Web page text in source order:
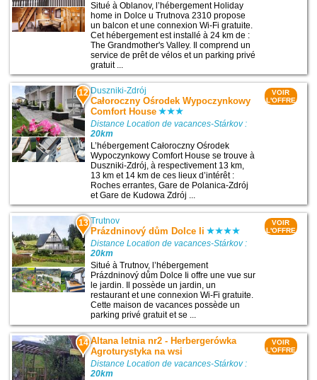
Situé à Oblanov, l’hébergement Holiday
home in Dolce u Trutnova 2310 propose
un balcon et une connexion Wi-Fi gratuite.
Cet hébergement est installé à 24 km de :
The Grandmother's Valley. Il comprend un
service de prêt de vélos et un parking privé
gratuit ...
12 Duszniki-Zdrój
Całoroczny Ośrodek Wypoczynkowy
Comfort House
Distance Location de vacances-Stárkov :
20km
L’hébergement Całoroczny Ośrodek
Wypoczynkowy Comfort House se trouve à
Duszniki-Zdrój, à respectivement 13 km,
13 km et 14 km de ces lieux d’intérêt :
Roches errantes, Gare de Polanica-Zdrój
et Gare de Kudowa Zdrój ...
VOIR
L'OFFRE
13 Trutnov
Prázdninový dům Dolce Ii
Distance Location de vacances-Stárkov :
20km
Situé à Trutnov, l’hébergement
Prázdninový dům Dolce Ii offre une vue sur
le jardin. Il possède un jardin, un
restaurant et une connexion Wi-Fi gratuite.
Cette maison de vacances possède un
parking privé gratuit et se ...
VOIR
L'OFFRE
14 Altana letnia nr2 - Herbergerówka
Agroturystyka na wsi
Distance Location de vacances-Stárkov :
20km
VOIR
L'OFFRE